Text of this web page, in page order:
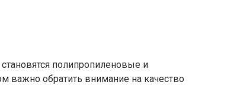
полипропиленовые и
важно обратить внимание на качество